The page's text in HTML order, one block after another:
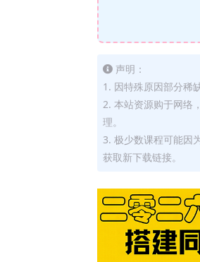
声明：
1. 因特殊原因部分稀
2. 本站资源购于网络
理。
3. 极少数课程可能因
获取新下载链接。